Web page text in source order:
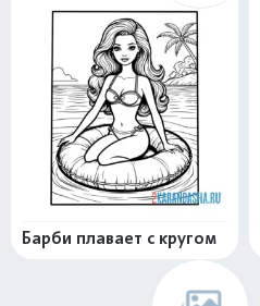
Барби плавает с кругом